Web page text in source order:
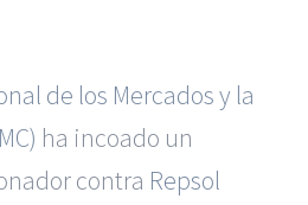
de los Mercados y la
ha incoado un
contra Repsol